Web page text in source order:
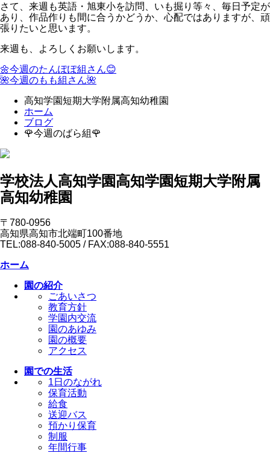
さて、来週も英語・旭東小を訪問、いも掘り等々、毎日予定が
あり、作品作りも間に合うかどうか、心配ではありますが、頑
張りたいと思います。
来週も、よろしくお願いします。
🌼今週のたんぽぽ組さん😊
🌺今週のもも組さん🌺
高知学園短期大学附属高知幼稚園
ホーム
ブログ
🌹今週のばら組🌹
学校法人高知学園高知学園短期大学附属
高知幼稚園
〒780-0956
高知県高知市北端町100番地
TEL:088-840-5005 / FAX:088-840-5551
ホーム
園の紹介
ごあいさつ
教育方針
学園内交流
園のあゆみ
園の概要
アクセス
園での生活
1日のながれ
保育活動
給食
送迎バス
預かり保育
制服
年間行事